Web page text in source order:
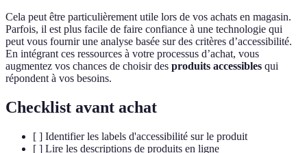
Cela peut être particulièrement utile lors de vos achats en magasin.
Parfois, il est plus facile de faire confiance à une technologie qui
peut vous fournir une analyse basée sur des critères d’accessibilité.
En intégrant ces ressources à votre processus d’achat, vous
augmentez vos chances de choisir des produits accessibles qui
répondent à vos besoins.
Checklist avant achat
[ ] Identifier les labels d'accessibilité sur le produit
[ ] Lire les descriptions de produits en ligne